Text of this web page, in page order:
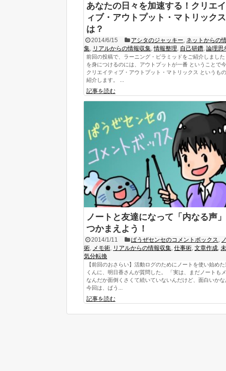
あなたの日々を加速する！クリエ
ィブ・アウトプット・マトリック
は？
2014/6/15 アシタのジャッキー, ネットからの
集, リアルからの情報収集,情報整理, 自己研鑽, 論理思
前回の投稿で、ラーニング・ピラミッドをご紹介しました
を身につけるのには、アウトプットが一番 ということで
クリエイティブ・アウトプット・マトリックス というも
紹介します。 ...
記事を読む
ノートと友達になって「内なる声
つかまえよう！
2014/1/11 ぱうぜセンセのコメントボックス,
術, メモ術, リアルからの情報収集, 仕事術, 文章作成,
気分転換
【前回のおさらい】活動ログのためにノートを使い始め
くんに、明日香さんが質問した。 「実は、まだノートも
なんだか面倒くさくて続いていないんだけど、面白いかな
今回は、ぱう...
記事を読む